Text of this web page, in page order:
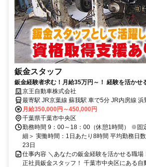
鈑金スタッフ
鈑金経験者求む！月給35万円～！ 経験を活かせ
後の資格取得やスキルUPも可能！
京王自動車株式会社
最寄駅 JR京葉線 蘇我駅 車で5分 JR内房線 浜
月給350,000円～450,000円
千葉県千葉市中央区
勤務時間 9：00～18：00（休憩1時間） ※固
細＞ 実働時間：1日あたり8時間 平均勤務日
23日
仕事内容 ＼あなたの鈑金経験を活かせる職場
正社員鈑金スタッフ！ 千葉市中央区にある自